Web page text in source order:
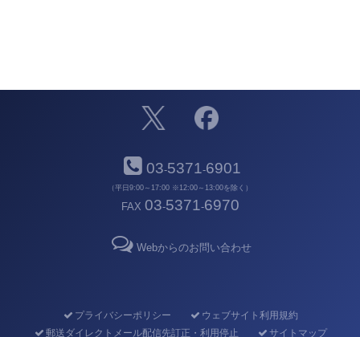
03-5371-6901
（平日9:00～17:00 ※12:00～13:00を除く）
FAX 03-5371-6970
Webからのお問い合わせ
プライバシーポリシー
ウェブサイト利用規約
郵送ダイレクトメール配信先訂正・利用停止
サイトマップ